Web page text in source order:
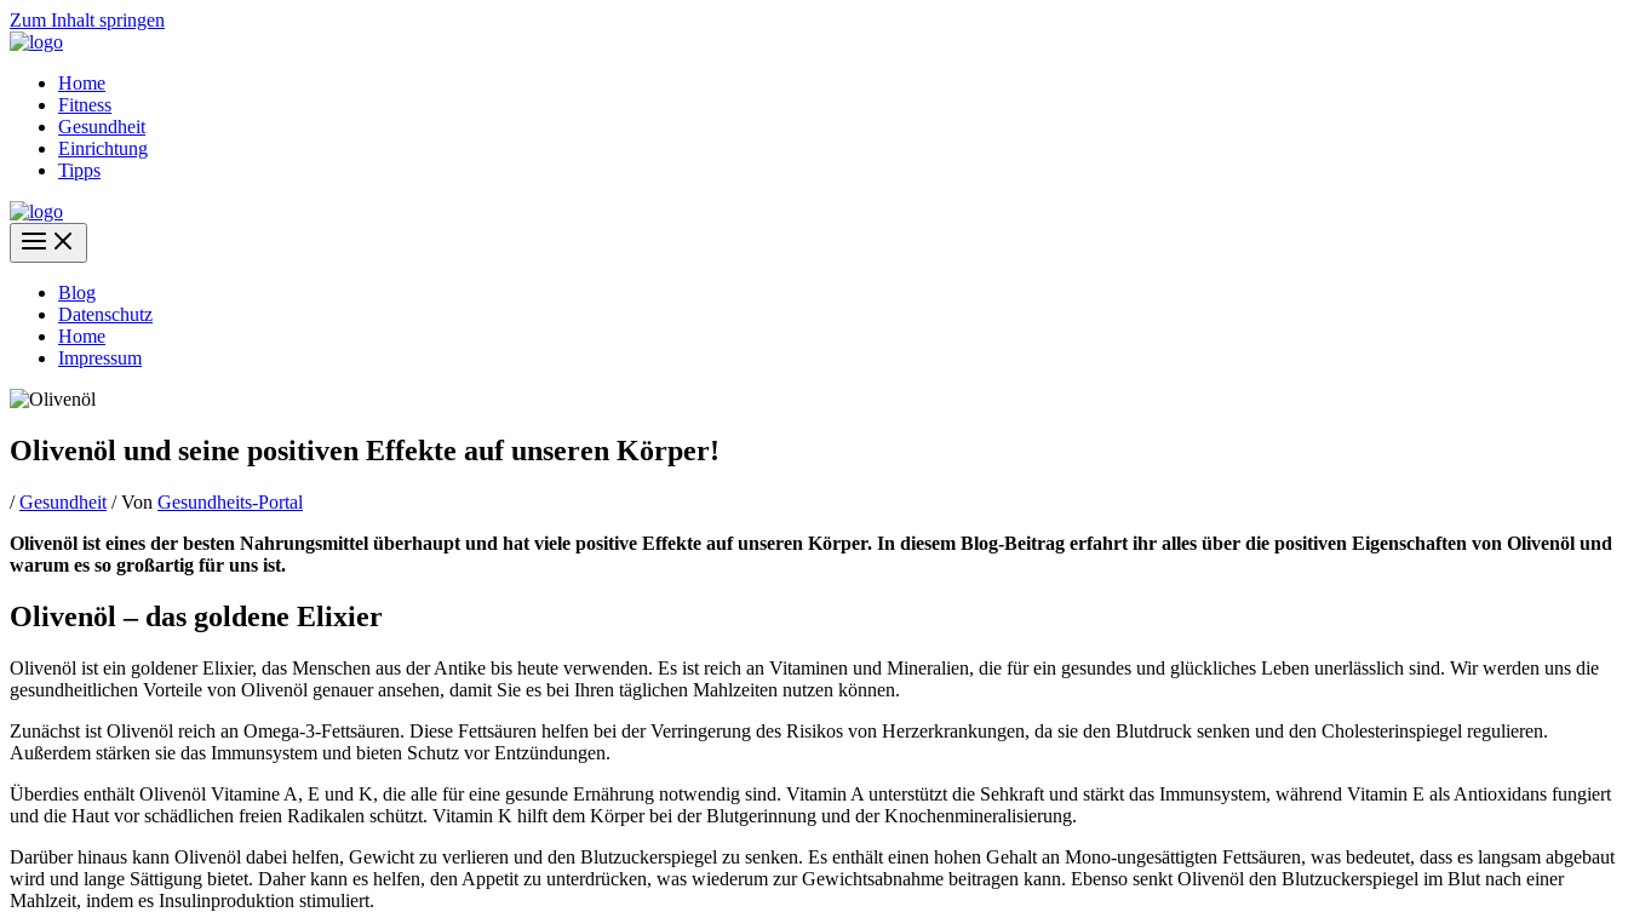
Zum Inhalt springen
Home
Fitness
Gesundheit
Einrichtung
Tipps
Blog
Datenschutz
Home
Impressum
Olivenöl und seine positiven Effekte auf unseren Körper!
/Gesundheit / Von Gesundheits-Portal
Olivenöl ist eines der besten Nahrungsmittel überhaupt und hat viele positive Effekte auf unseren Körper. In diesem Blog-Beitrag erfahrt ihr alles über die positiven Eigenschaften von Olivenöl und
warum es so großartig für uns ist.
Olivenöl – das goldene Elixier
Olivenöl ist ein goldener Elixier, das Menschen aus der Antike bis heute verwenden. Es ist reich an Vitaminen und Mineralien, die für ein gesundes und glückliches Leben unerlässlich sind. Wir werden uns die
gesundheitlichen Vorteile von Olivenöl genauer ansehen, damit Sie es bei Ihren täglichen Mahlzeiten nutzen können.
Zunächst ist Olivenöl reich an Omega-3-Fettsäuren. Diese Fettsäuren helfen bei der Verringerung des Risikos von Herzerkrankungen, da sie den Blutdruck senken und den Cholesterinspiegel regulieren.
Außerdem stärken sie das Immunsystem und bieten Schutz vor Entzündungen.
Überdies enthält Olivenöl Vitamine A, E und K, die alle für eine gesunde Ernährung notwendig sind. Vitamin A unterstützt die Sehkraft und stärkt das Immunsystem, während Vitamin E als Antioxidans fungiert
und die Haut vor schädlichen freien Radikalen schützt. Vitamin K hilft dem Körper bei der Blutgerinnung und der Knochenmineralisierung.
Darüber hinaus kann Olivenöl dabei helfen, Gewicht zu verlieren und den Blutzuckerspiegel zu senken. Es enthält einen hohen Gehalt an Mono-ungesättigten Fettsäuren, was bedeutet, dass es langsam abgebaut
wird und lange Sättigung bietet. Daher kann es helfen, den Appetit zu unterdrücken, was wiederum zur Gewichtsabnahme beitragen kann. Ebenso senkt Olivenöl den Blutzuckerspiegel im Blut nach einer
Mahlzeit, indem es Insulinproduktion stimuliert.